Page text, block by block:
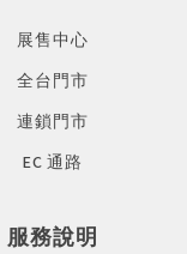
展售中心
全台門市
連鎖門市
EC 通路
服務說明